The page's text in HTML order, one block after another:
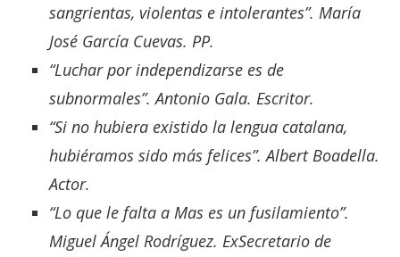
sangrientas, violentas e intolerantes”. María
José García Cuevas. PP.
“Luchar por independizarse es de
subnormales”. Antonio Gala. Escritor.
“Si no hubiera existido la lengua catalana,
hubiéramos sido más felices”. Albert Boadella.
Actor.
“Lo que le falta a Mas es un fusilamiento”.
Miguel Ángel Rodríguez. ExSecretario de